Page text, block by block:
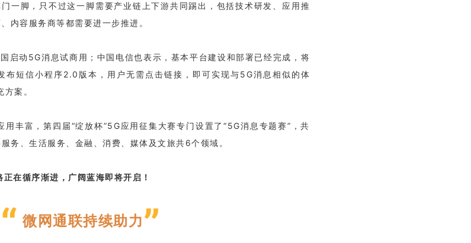
一脚，只不过这一脚需要产业链上下游共同踢出，包括技术研发、应用推
内容服务商等都需要进一步推进。
启动5G消息试商用；中国电信也表示，基本平台建设和部署已经完成，将
布短信小程序2.0版本，用户无需点击链接，即可实现与5G消息相似的体
案。
丰富，第四届“绽放杯”5G应用征集大赛专门设置了“5G消息专题赛”，共
务、生活服务、金融、消费、媒体及文旅共6个领域。
在循序渐进，广阔蓝海即将开启！
“ 微网通联持续助力”